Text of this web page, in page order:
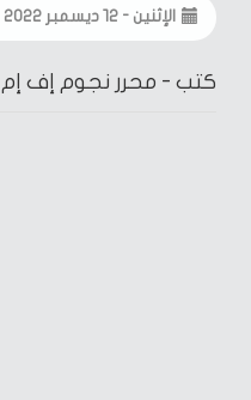
الإثنين - ١٢ ديسمبر ٢٠٢٢
كتب - محرر نجوم إف إم